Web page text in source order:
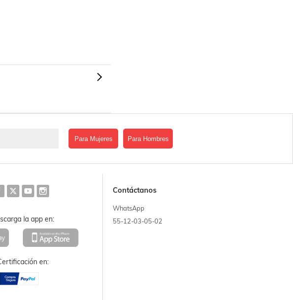
Para Mujeres Para Hombres
la app en:
en:
Contáctanos
WhatsApp
55-12-03-05-02